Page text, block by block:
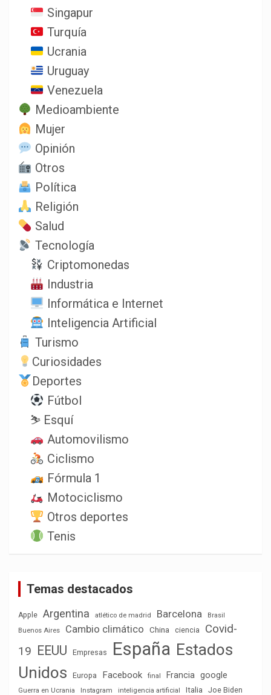
Singapur
Turquía
Ucrania
Uruguay
Venezuela
Medioambiente
Mujer
Opinión
Otros
Política
Religión
Salud
Tecnología
Criptomonedas
Industria
Informática e Internet
Inteligencia Artificial
Turismo
Curiosidades
Deportes
Fútbol
⛷️ Esquí
Automovilismo
Ciclismo
Fórmula 1
Motociclismo
Otros deportes
Tenis
Temas destacados
Apple Argentina atlético de madrid Barcelona
Brasil
Buenos Aires
Cambio climático China ciencia
Covid-
19 EEUU Empresas España Estados
Unidos
Europa Facebook final Francia google
Guerra en Ucrania Instagram inteligencia artificial Italia Joe Biden